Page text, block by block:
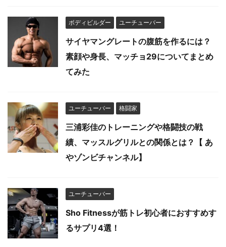
ボディビルダー ユーチューバー
サイヤマングレートの腹筋を作るには？
素顔や身長、マッチョ29についてまとめ
てみた
ユーチューバー 格闘家
三浦彩佳のトレーニングや格闘技の戦
績、マッスルグリルとの関係とは？【 あ
やゾンビチャンネル】
ユーチューバー
Sho Fitnessが筋トレ初心者におすすめす
るサプリ4選！